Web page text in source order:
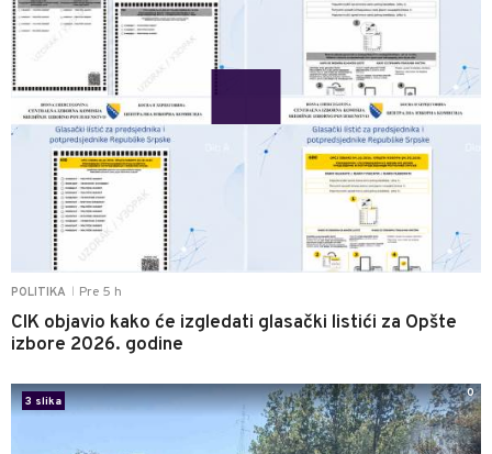
POLITIKA Pre 5 h
CIK objavio kako će izgledati glasački listići za Opšte
izbore 2026. godine
3 slika
0